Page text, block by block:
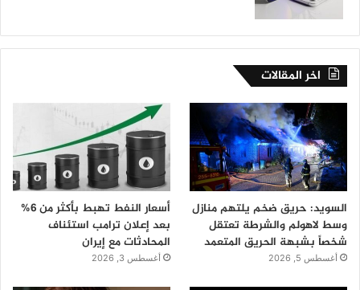
اخر المقالات
السويد: حريق ضخم يلتهم منازل
وسط لاهولم والشرطة تعتقل
شخصاً بشبهة الحريق المتعمد
أغسطس 5, 2026
أسعار النفط تهبط بأكثر من 6%
بعد إعلان ترامب استئناف
المحادثات مع إيران
أغسطس 3, 2026